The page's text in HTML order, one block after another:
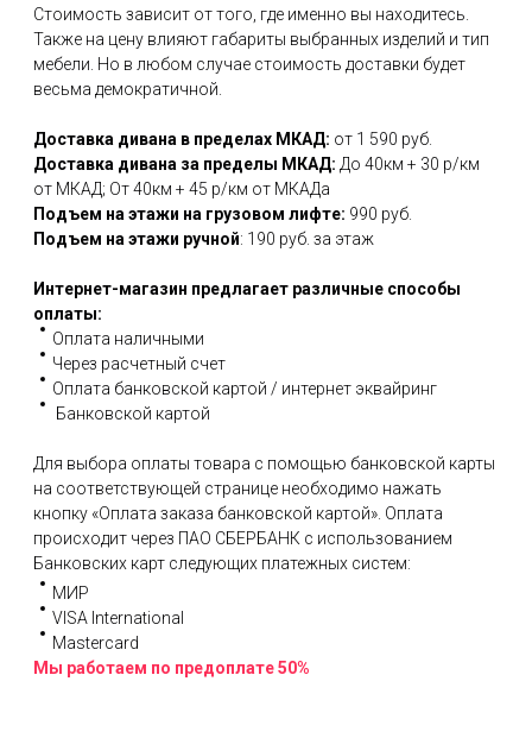
Стоимость зависит от того, где именно вы находитесь.
Также на цену влияют габариты выбранных изделий и тип
мебели. Но в любом случае стоимость доставки будет
весьма демократичной.
Доставка дивана в пределах МКАД: от 1 590 руб.
Доставка дивана за пределы МКАД: До 40км + 30 р/км
от МКАД; От 40км + 45 р/км от МКАДа
Подъем на этажи на грузовом лифте: 990 руб.
Подъем на этажи ручной: 190 руб. за этаж
Интернет-магазин предлагает различные способы
оплаты:
Оплата наличными
Через расчетный счет
Оплата банковской картой / интернет эквайринг
Банковской картой
Для выбора оплаты товара с помощью банковской карты
на соответствующей странице необходимо нажать
кнопку «Оплата заказа банковской картой». Оплата
происходит через ПАО СБЕРБАНК с использованием
Банковских карт следующих платежных систем:
МИР
VISA International
Mastercard
Мы работаем по предоплате 50%